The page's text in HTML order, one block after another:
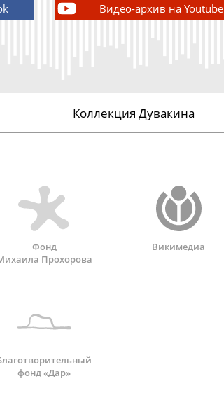
Видео-архив на Youtube
Коллекция Дувакина
Фонд
Прохорова
Викимедиа
фонд «Дар»